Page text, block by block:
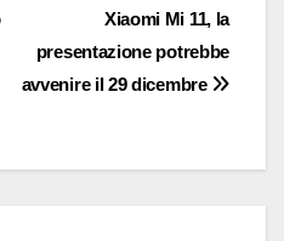
Xiaomi Mi 11, la
presentazione potrebbe
avvenire il 29 dicembre